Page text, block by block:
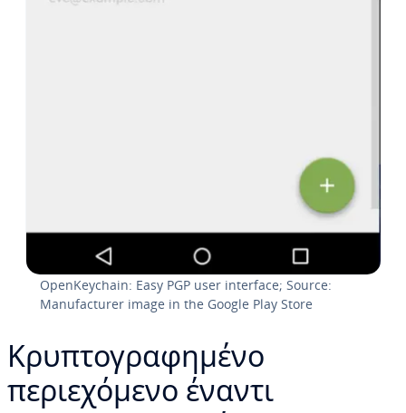
OpenKeychain: Easy PGP user interface; Source:
Manufacturer image in the Google Play Store
Κρυπτογραφημένο
περιεχόμενο έναντι